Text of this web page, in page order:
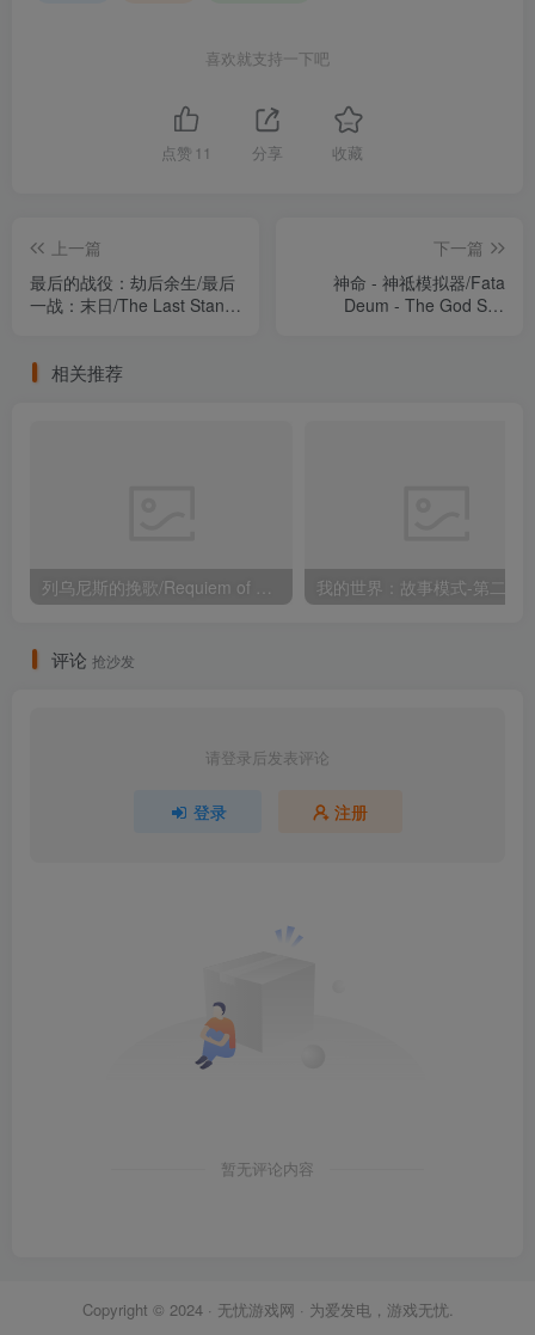
喜欢就支持一下吧
点赞 11 分享 收藏
上一篇
最后的战役：劫后余生/最后
一战：末日/The Last Stand:
下一篇
神命 - 神祗模拟器/Fata
Deum - The God Sim
相关推荐
列乌尼斯的挽歌/Requiem of Reuinis Build.24229488（官中）
评论 抢沙发
请登录后发表评论
登录 注册
暂无评论内容
Copyright © 2024 · 无忧游戏网 · 为爱发电，游戏无忧.